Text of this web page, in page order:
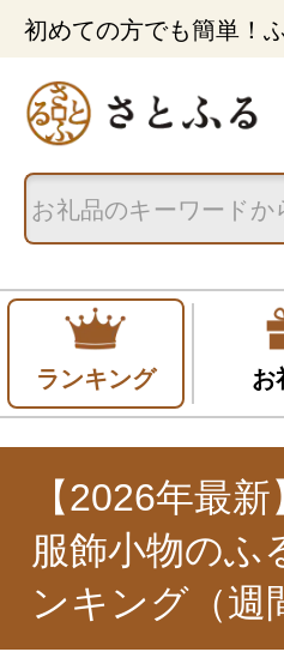
初めての方でも簡単！
ランキング お
【2026年最
服飾小物のふ
ンキング（週